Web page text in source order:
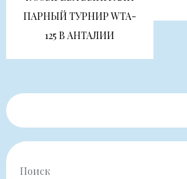
ПАРНЫЙ ТУРНИР WTA-
125 В АНТАЛИИ
Поиск